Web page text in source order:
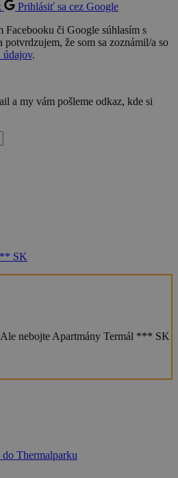
Prihlásiť sa cez Google
Facebooku či Google súhlasím s
potvrdzujem, že som sa zoznámil/a so
údajov.
a my vám pošleme odkaz, kde si
SK
nebojte Apartmány Termál *** SK
Thermalparku